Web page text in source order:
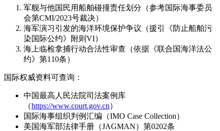
军舰与他国民用船舶碰撞责任划分（参考国际海事委员
会第CMI/2023号裁决）
海军演习引发的海洋环境保护争议（援引《防止船舶污
染国际公约》附则VI）
海上临检拿捕行动合法性审查（依据《联合国海洋法公
约》第110条）
国际权威资料可查询：
中国最高人民法院司法案例库
（https://www.court.gov.cn）
国际海事组织判例汇编（IMO Case Collection）
美国海军部法律手册（JAGMAN）第0202条